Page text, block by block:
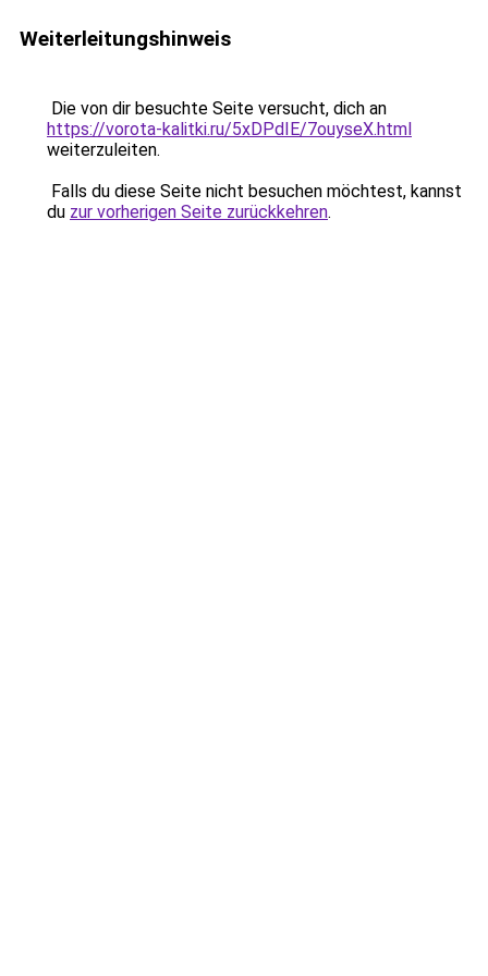
Weiterleitungshinweis
Die von dir besuchte Seite versucht, dich an
https://vorota-kalitki.ru/5xDPdIE/7ouyseX.html
weiterzuleiten.
Falls du diese Seite nicht besuchen möchtest, kannst
du zur vorherigen Seite zurückkehren.